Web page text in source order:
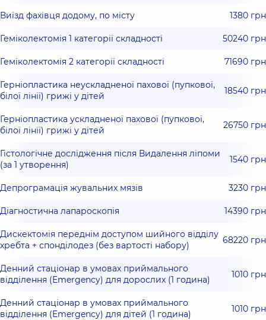
Виїзд фахівця додому, по місту 1380 грн
Геміколектомія 1 категорії складності 50240 грн
Геміколектомія 2 категорії складності 71690 грн
Герніопластика неускладненої пахової (пупкової,
білої лінії) грижі у дітей
18540 грн
Герніопластика ускладненої пахової (пупкової,
білої лінії) грижі у дітей
26750 грн
Гістологічне дослідження після Видалення ліпоми
(за 1 утворення)
1540 грн
Депрограмація жувальних мязів 3230 грн
Діагностична лапароскопія 14390 грн
Дискектомія переднім доступом шийного відділу
хребта + спонділодез (без вартості набору)
68220 грн
Денний стаціонар в умовах приймального
відділення (Emergency) для дорослих (1 година)
1010 грн
Денний стаціонар в умовах приймального
відділення (Emergency) для дітей (1 година)
1010 грн